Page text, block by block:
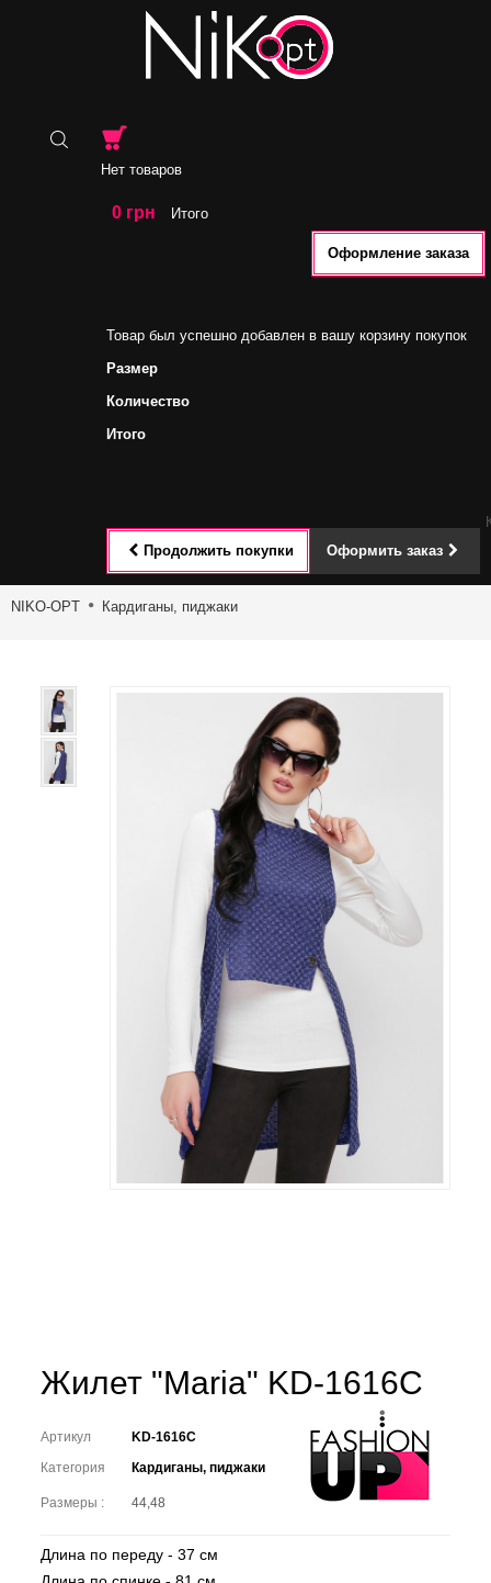
Нет товаров
0 грн Итого
Оформление заказа
Товар был успешно добавлен в вашу корзину покупок
Размер
Количество
Итого
Продолжить покупки Оформить заказ
Toggle
NIKO-OPT Кардиганы, пиджаки
Жилет "Maria" KD-1616C
Артикул
KD-1616C
Категория
Кардиганы, пиджаки
Размеры : 44,48
Длина по переду - 37 см